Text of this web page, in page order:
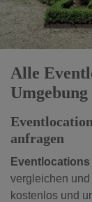
Alle
Umgebung
anfragen
vergleichen
kostenlos und